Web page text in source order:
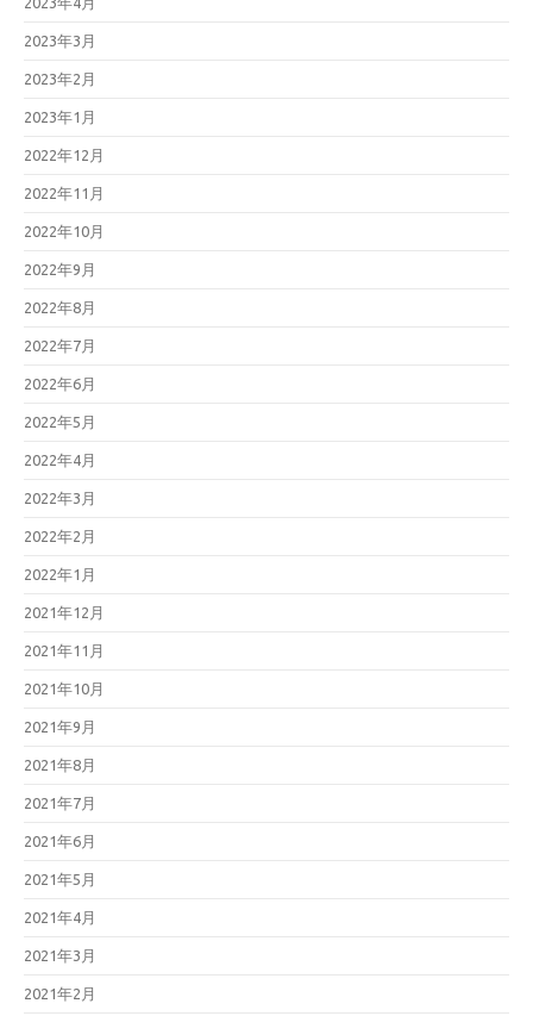
2023年3月
2023年2月
2023年1月
2022年12月
2022年11月
2022年10月
2022年9月
2022年8月
2022年7月
2022年6月
2022年5月
2022年4月
2022年3月
2022年2月
2022年1月
2021年12月
2021年11月
2021年10月
2021年9月
2021年8月
2021年7月
2021年6月
2021年5月
2021年4月
2021年3月
2021年2月